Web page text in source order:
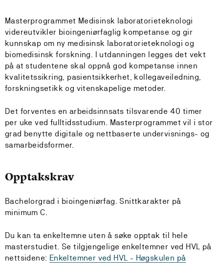
Masterprogrammet Medisinsk laboratorieteknologi
videreutvikler bioingeniørfaglig kompetanse og gir
kunnskap om ny medisinsk laboratorieteknologi og
biomedisinsk forskning. I utdanningen legges det vekt
på at studentene skal oppnå god kompetanse innen
kvalitetssikring, pasientsikkerhet, kollegaveiledning,
forskningsetikk og vitenskapelige metoder.
Det forventes en arbeidsinnsats tilsvarende 40 timer
per uke ved fulltidsstudium. Masterprogrammet vil i stor
grad benytte digitale og nettbaserte undervisnings- og
samarbeidsformer.
Opptakskrav
Bachelorgrad i bioingeniørfag. Snittkarakter på
minimum C.
Du kan ta enkeltemne uten å søke opptak til hele
masterstudiet. Se tilgjengelige enkeltemner ved HVL på
nettsidene: Enkeltemner ved HVL - Høgskulen på